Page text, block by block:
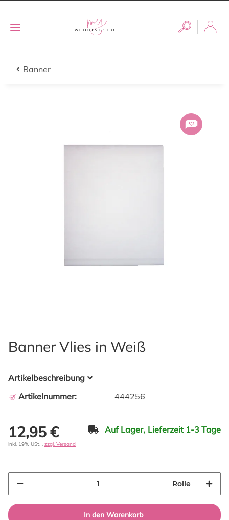
Banner
Banner Vlies in Weiß
Artikelbeschreibung
Artikelnummer:
444256
12,95 € Auf Lager, Lieferzeit 1-3 Tage
inkl. 19% USt. , zzgl. Versand
Rolle
In den Warenkorb